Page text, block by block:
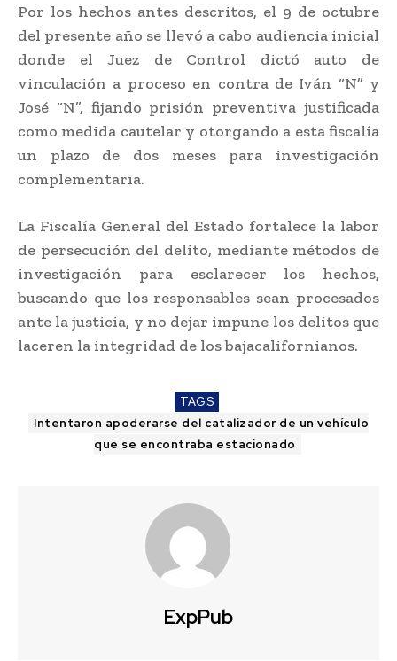
Por los hechos antes descritos, el 9 de octubre
del presente año se llevó a cabo audiencia inicial
donde el Juez de Control dictó auto de
vinculación a proceso en contra de Iván “N” y
José “N”, fijando prisión preventiva justificada
como medida cautelar y otorgando a esta fiscalía
un plazo de dos meses para investigación
complementaria.
La Fiscalía General del Estado fortalece la labor
de persecución del delito, mediante métodos de
investigación para esclarecer los hechos,
buscando que los responsables sean procesados
ante la justicia, y no dejar impune los delitos que
laceren la integridad de los bajacalifornianos.
TAGS
Intentaron apoderarse del catalizador de un vehículo
que se encontraba estacionado
ExpPub